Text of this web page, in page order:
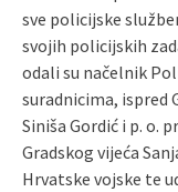
sve policijske
svojih policijskih
odali su načelnik
suradnicima, ispred
Siniša Gordić i p. o.
Gradskog vijeća
Hrvatske vojske te